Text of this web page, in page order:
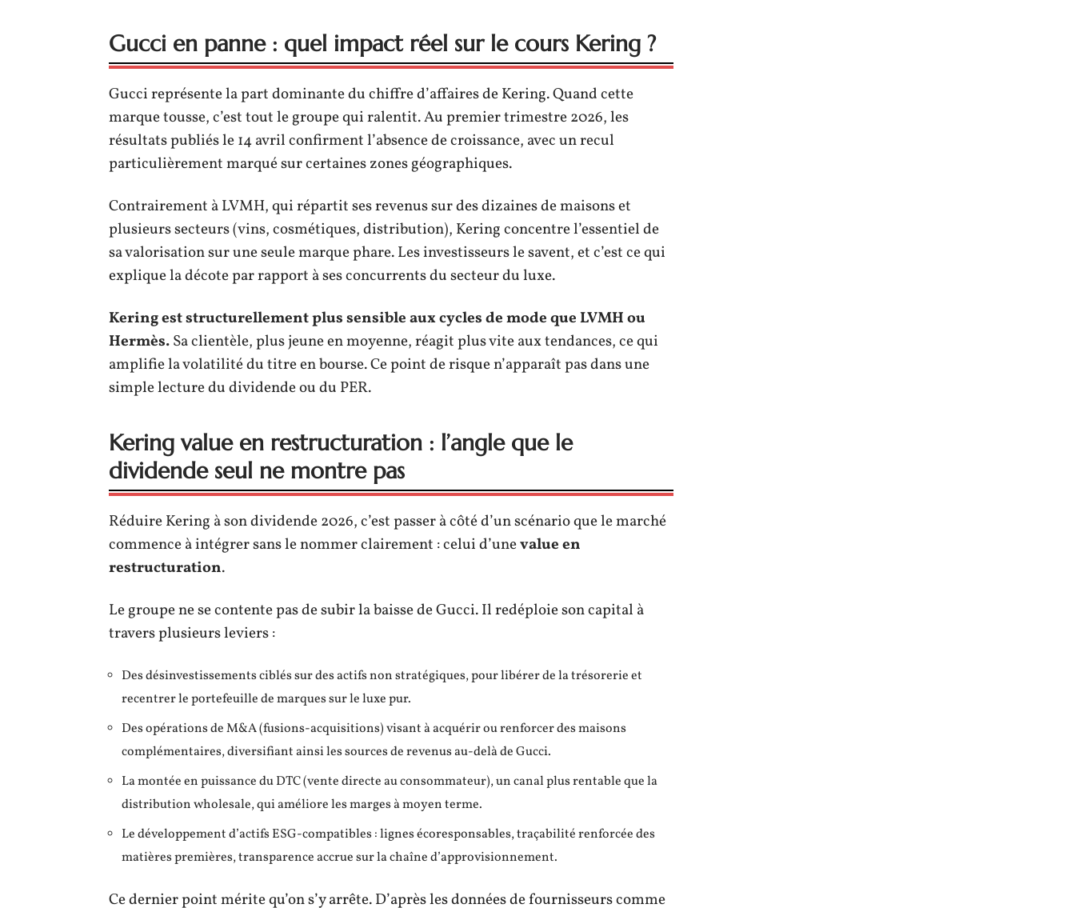
Gucci en panne : quel impact réel sur le cours Kering ?
Gucci représente la part dominante du chiffre d’affaires de Kering. Quand cette
marque tousse, c’est tout le groupe qui ralentit. Au premier trimestre 2026, les
résultats publiés le 14 avril confirment l’absence de croissance, avec un recul
particulièrement marqué sur certaines zones géographiques.
Contrairement à LVMH, qui répartit ses revenus sur des dizaines de maisons et
plusieurs secteurs (vins, cosmétiques, distribution), Kering concentre l’essentiel de
sa valorisation sur une seule marque phare. Les investisseurs le savent, et c’est ce qui
explique la décote par rapport à ses concurrents du secteur du luxe.
Kering est structurellement plus sensible aux cycles de mode que LVMH ou
Hermès.Sa clientèle, plus jeune en moyenne, réagit plus vite aux tendances, ce qui
amplifie la volatilité du titre en bourse. Ce point de risque n’apparaît pas dans une
simple lecture du dividende ou du PER.
Kering value en restructuration : l’angle que le
dividende seul ne montre pas
Réduire Kering à son dividende 2026, c’est passer à côté d’un scénario que le marché
commence à intégrer sans le nommer clairement : celui d’unevalue en
restructuration.
Le groupe ne se contente pas de subir la baisse de Gucci. Il redéploie son capital à
travers plusieurs leviers :
Des désinvestissements ciblés sur des actifs non stratégiques, pour libérer de la trésorerie et
recentrer le portefeuille de marques sur le luxe pur.
Des opérations de M&A (fusions-acquisitions) visant à acquérir ou renforcer des maisons
complémentaires, diversifiant ainsi les sources de revenus au-delà de Gucci.
La montée en puissance du DTC (vente directe au consommateur), un canal plus rentable que la
distribution wholesale, qui améliore les marges à moyen terme.
Le développement d’actifs ESG-compatibles : lignes écoresponsables, traçabilité renforcée des
matières premières, transparence accrue sur la chaîne d’approvisionnement.
Ce dernier point mérite qu’on s’y arrête. D’après les données de fournisseurs comme